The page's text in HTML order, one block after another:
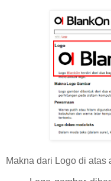
Makna dari Logo di atas